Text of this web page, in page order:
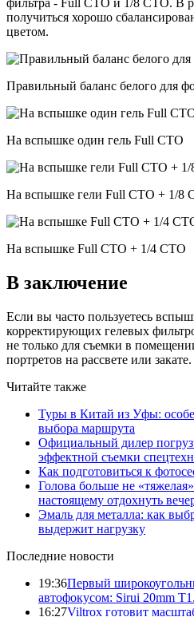
фильтра - Full CTO и 1/8 CTO. В
получиться хорошо
цветом.
Правильный баланс белого для
На вспышке один гель Full CTO
На вспышке гели Full CTO + 1/8
На вспышке Full CTO + 1/4 CTO
В заключение
Если вы часто пользуетесь
корректирующих гелевых
не только для съемки в
портретов на рассвете или закате.
Читайте также
Туры в Китай из Уфы:
выбора маршрута
Официальный дилер
эффектной съемки
Как подготовиться к
Голова больше не
настоящему отдохнуть
Эмаль для металла: как
выдержит нагрузку
Последние новости
19:36Первый
автофокусом: Sirui 20mm
16:27Viltrox готовит